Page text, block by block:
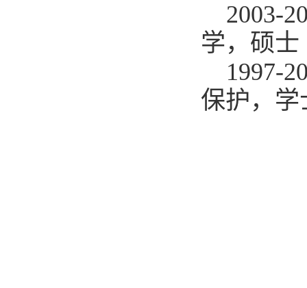
2003-
学，硕士
1997-
保护， 学